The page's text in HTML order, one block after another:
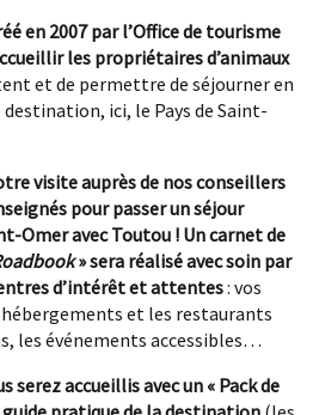
en 2007 par l’Office de tourisme
les propriétaires d’animaux
et de permettre de séjourner en
ici, le Pays de Saint-
visite auprès de nos conseillers
pour passer un séjour
Omer avec Toutou ! Uncarnet de
» sera réalisé avec soin par
d’intérêt et attentes: vos
et les restaurants
les événements accessibles…
serez accueillis avec un « Pack de